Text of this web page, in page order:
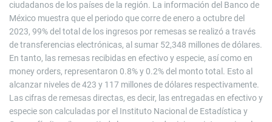
ciudadanos de los países de la región. La información del Banco de
México muestra que el periodo que corre de enero a octubre del
2023, 99% del total de los ingresos por remesas se realizó a través
de transferencias electrónicas, al sumar 52,348 millones de dólares.
En tanto, las remesas recibidas en efectivo y especie, así como en
money orders, representaron 0.8% y 0.2% del monto total. Esto al
alcanzar niveles de 423 y 117 millones de dólares respectivamente.
Las cifras de remesas directas, es decir, las entregadas en efectivo y
especie son calculadas por el Instituto Nacional de Estadística y